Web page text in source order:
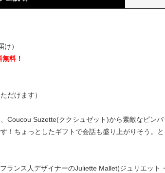
）
料！
だけます）
Coucou Suzette(ククシュゼット)から素敵なピン
！ちょっとしたギフトで会話も盛り上がりそう。と
ランス人デザイナーのJuliette Mallet(ジュリエッ